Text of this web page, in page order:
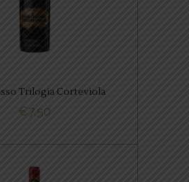
all time favourite!
van een klassiek
kunnen met deze
BUY NOW
Trilogia Corteviola
€7.50
FAVORIETEN